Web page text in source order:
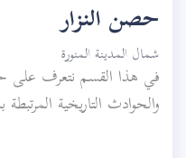
حصن النزار
شمال المدينة المنورة
في هذا القسم نتعرف على
والحوادث التاريخية